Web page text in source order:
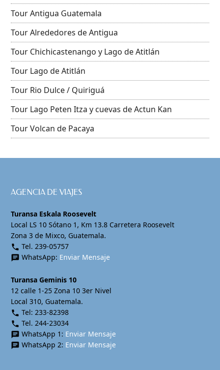
Tour Antigua Guatemala
Tour Alrededores de Antigua
Tour Chichicastenango y Lago de Atitlán
Tour Lago de Atitlán
Tour Rio Dulce / Quiriguá
Tour Lago Peten Itza y cuevas de Actun Kan
Tour Volcan de Pacaya
AGENCIA DE VIAJES
Turansa Eskala Roosevelt
Local LS 10 Sótano 1, Km 13.8 Carretera Roosevelt
Zona 3 de Mixco, Guatemala.
phone Tel. 239-05757
chat WhatsApp: Enviar Mensaje
Turansa Geminis 10
12 calle 1-25 Zona 10 3er Nivel
Local 310, Guatemala.
phone Tel: 233-82398
phone Tel. 244-23034
chat WhatsApp 1: Enviar Mensaje
chat WhatsApp 2: Enviar Mensaje